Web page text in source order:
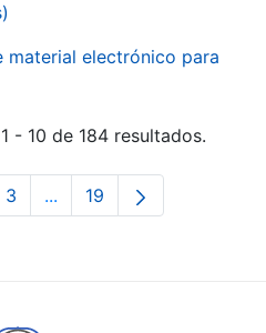
material electrónico para
- 10 de 184 resultados.
Página
3 ...Páginas intermedias Use
Página
19